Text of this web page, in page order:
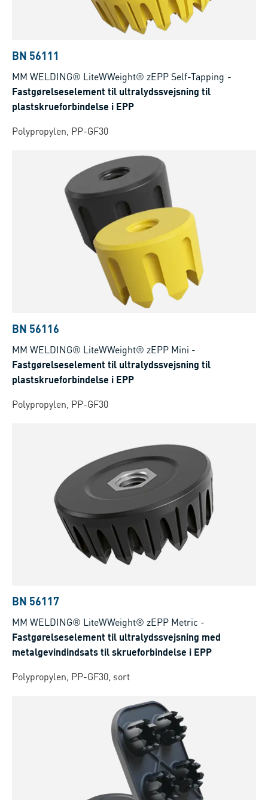
BN 56111
MM WELDING® LiteWWeight® zEPP Self-Tapping -
Fastgørelseselement til ultralydssvejsning til
plastskrueforbindelse i EPP
Polypropylen, PP-GF30
BN 56116
MM WELDING® LiteWWeight® zEPP Mini -
Fastgørelseselement til ultralydssvejsning til
plastskrueforbindelse i EPP
Polypropylen, PP-GF30
BN 56117
MM WELDING® LiteWWeight® zEPP Metric -
Fastgørelseselement til ultralydssvejsning med
metalgevindindsats til skrueforbindelse i EPP
Polypropylen, PP-GF30, sort